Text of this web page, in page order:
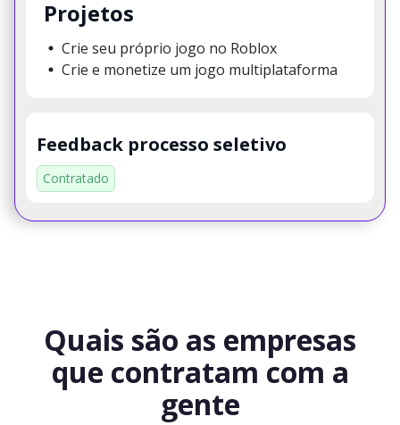
Projetos
Crie seu próprio jogo no Roblox
Crie e monetize um jogo multiplataforma
Feedback processo seletivo
Contratado
Quais são as empresas
que contratam com a
gente